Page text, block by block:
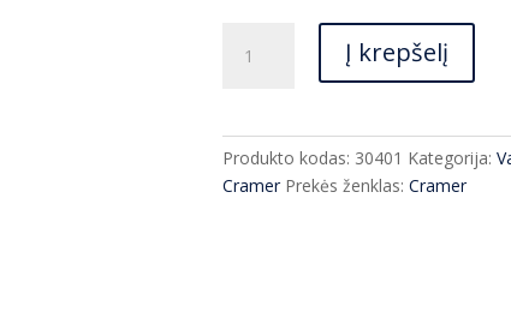
kiekis:
kabinoms
Į krepšelį
Produkto kodas: 30401 Kategorija:
Cramer Prekės ženklas: Cramer